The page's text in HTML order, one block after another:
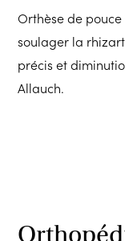
Orthèse de
soulager la
précis et
Allauch.